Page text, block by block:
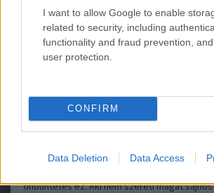
I want to allow Google to enable
related to security, including
functionality and fraud prevention,
user protection.
CONFIRM
Data Deletion Data Access
12 figyelmeztető jel, hogy nem
eléggé
2020.06.23 22:39:55
Bántod magadat és másokat A bántás
önbüntetés ez. Aki nem szereti magát